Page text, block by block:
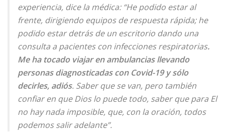
experiencia, dice la médica: “He podido estar al
frente, dirigiendo equipos de respuesta rápida; he
podido estar detrás de un escritorio dando una
consulta a pacientes con infecciones respiratorias.
Me ha tocado viajar en ambulancias llevando
personas diagnosticadas con Covid-19 y sólo
decirles, adiós. Saber que se van, pero también
confiar en que Dios lo puede todo, saber que para El
no hay nada imposible, que, con la oración, todos
podemos salir adelante”.